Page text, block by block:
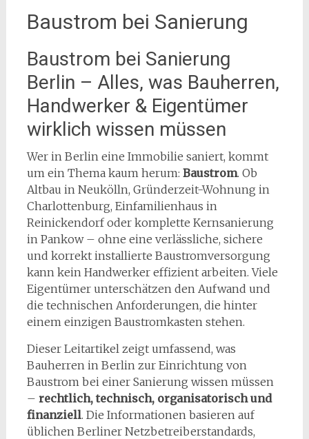
Baustrom bei Sanierung
Baustrom bei Sanierung
Berlin – Alles, was Bauherren,
Handwerker & Eigentümer
wirklich wissen müssen
Wer in Berlin eine Immobilie saniert, kommt
um ein Thema kaum herum: Baustrom. Ob
Altbau in Neukölln, Gründerzeit-Wohnung in
Charlottenburg, Einfamilienhaus in
Reinickendorf oder komplette Kernsanierung
in Pankow – ohne eine verlässliche, sichere
und korrekt installierte Baustromversorgung
kann kein Handwerker effizient arbeiten. Viele
Eigentümer unterschätzen den Aufwand und
die technischen Anforderungen, die hinter
einem einzigen Baustromkasten stehen.
Dieser Leitartikel zeigt umfassend, was
Bauherren in Berlin zur Einrichtung von
Baustrom bei einer Sanierung wissen müssen
– rechtlich, technisch, organisatorisch und
finanziell. Die Informationen basieren auf
üblichen Berliner Netzbetreiberstandards,